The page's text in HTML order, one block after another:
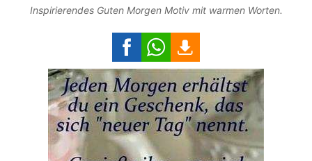
Inspirierendes Guten Morgen Motiv mit warmen Worten.